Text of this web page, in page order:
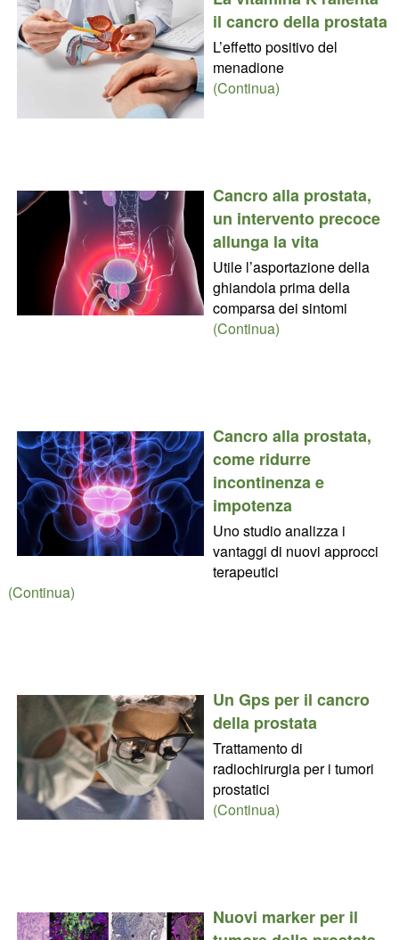
il cancro della prostata
L’effetto positivo del
menadione
(Continua)
Cancro alla prostata,
un intervento precoce
allunga la vita
Utile l’asportazione della
ghiandola prima della
comparsa dei sintomi
(Continua)
Cancro alla prostata,
come ridurre
incontinenza e
impotenza
Uno studio analizza i
vantaggi di nuovi approcci
terapeutici
(Continua)
Un Gps per il cancro
della prostata
Trattamento di
radiochirurgia per i tumori
prostatici
(Continua)
Nuovi marker per il